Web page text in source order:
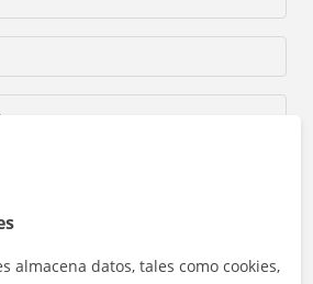
almacena datos, tales como cookies,